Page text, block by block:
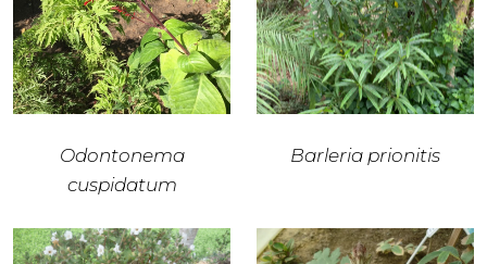
Odontonema
cuspidatum
Barleria prionitis